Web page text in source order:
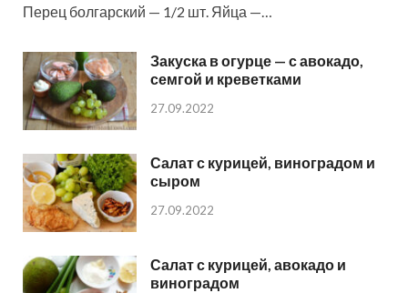
Перец болгарский — 1/2 шт. Яйца —…
Закуска в огурце — с авокадо,
семгой и креветками
27.09.2022
Салат с курицей, виноградом и
сыром
27.09.2022
Салат с курицей, авокадо и
виноградом